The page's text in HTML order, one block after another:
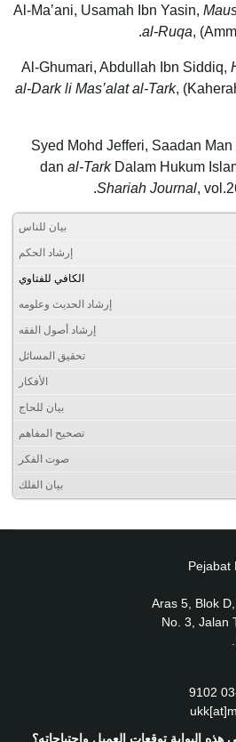
al-Ruqa,
al-Dark li Mas’alat al-Tark,
Syed Mohd Jefferi, Saadan Man
dan al-TarkDalam Hukum
Shariah Journal,
بيان للناس
إرشاد الحكم
الكافي للفتاوي
إرشاد الحديث وعلومه
إرشاد أصول الفقه
تحقيق المسائل
الأفكار
بيان للحاج
تصحيح المفاهم
صوت الفكر
بيان الفلك
Pejabat
Aras 5, Blok
No. 3, Jalan
البوابة توقعات العميل واحتياجاته؟